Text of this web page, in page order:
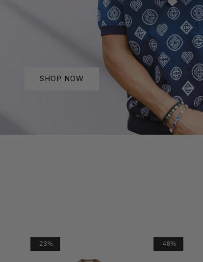
SHOP NOW
-23% -48%